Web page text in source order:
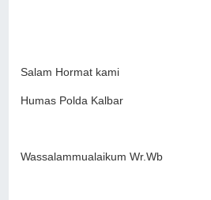
Salam Hormat kami
Humas Polda Kalbar
Wassalammualaikum Wr.Wb